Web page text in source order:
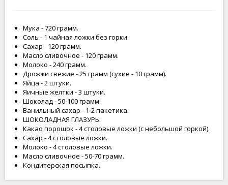
Мука - 720 грамм.
Соль - 1 чайная ложки без горки.
Сахар - 120 грамм.
Масло сливочное - 120 грамм.
Молоко - 240 грамм.
Дрожжи свежие - 25 грамм (сухие - 10 грамм).
Яйца - 2 штуки.
Яичные желтки - 3 штуки.
Шоколад - 50-100 грамм.
Ванильный сахар - 1-2 пакетика.
ШОКОЛАДНАЯ ГЛАЗУРЬ:
Какао порошок - 4 столовые ложки (с небольшой горкой).
Сахар - 4 столовые ложки.
Молоко - 4 столовые ложки.
Масло сливочное - 50-70 грамм.
Кондитерская посыпка.